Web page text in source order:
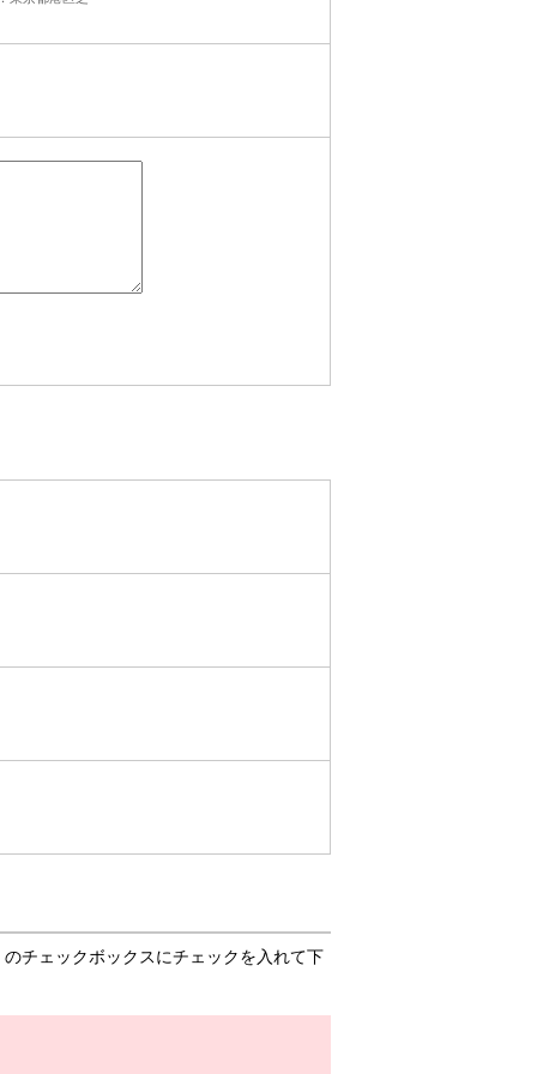
チェックボックスにチェックを入れて下